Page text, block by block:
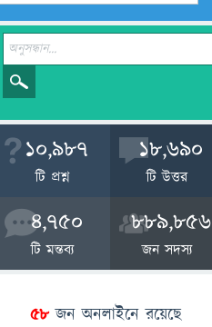
10,987
টি প্রশ্ন
18,690
টি উত্তর
4,750
টি মন্তব্য
889,856
জন সদস্য
58জন অনলাইনে রয়েছে